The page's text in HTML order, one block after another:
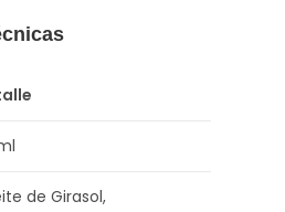
de Girasol,